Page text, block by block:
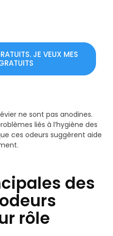
JE VEUX MES
ne sont pas anodines.
liés à l’hygiène des
ces odeurs suggèrent aide
des
rôle